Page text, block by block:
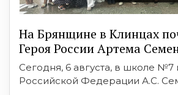
На Брянщине в Клинцах
Героя России Артема
Сегодня, 6 августа, в школе №7
Российской Федерации А.С.